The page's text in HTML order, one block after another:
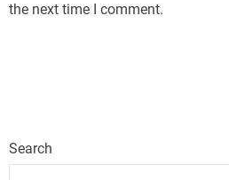
the next time I comment.
Search